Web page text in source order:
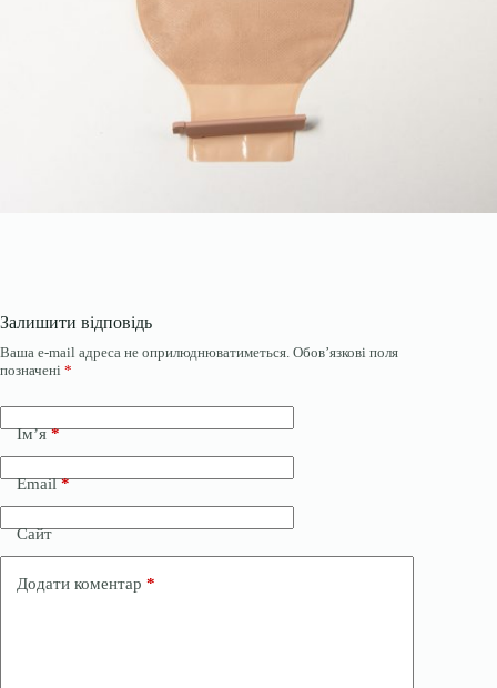
Залишити відповідь
Ваша e-mail адреса не оприлюднюватиметься. Обов’язкові поля
позначені *
Ім’я*
Email*
Сайт
Додати коментар *